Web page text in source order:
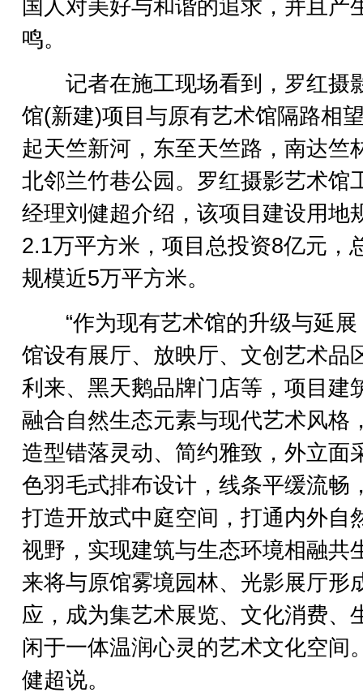
国人对美好与和谐的追求，并且产
鸣。
记者在施工现场看到，罗红摄
馆(新建)项目与原有艺术馆隔路相
起天竺新河，东至天竺路，南达竺
北邻兰竹巷公园。罗红摄影艺术馆
经理刘健超介绍，该项目建设用地
2.1万平方米，项目总投资8亿元，
规模近5万平方米。
“作为现有艺术馆的升级与延展
馆设有展厅、放映厅、文创艺术品
利来、黑天鹅品牌门店等，项目建
融合自然生态元素与现代艺术风格
造型错落灵动、简约雅致，外立面
色羽毛式排布设计，线条平缓流畅
打造开放式中庭空间，打通内外自
视野，实现建筑与生态环境相融共
来将与原馆雾境园林、光影展厅形
应，成为集艺术展览、文化消费、
闲于一体温润心灵的艺术文化空间
健超说。